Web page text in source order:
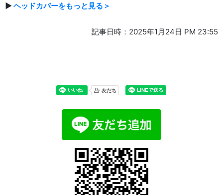
▶ヘッドカバーをもっと見る＞
記事日時：2025年1月24日 PM 23:55